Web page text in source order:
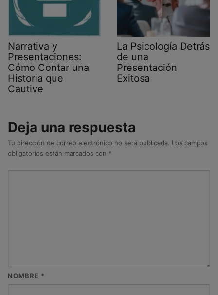
Narrativa y
Presentaciones:
Cómo Contar una
Historia que
Cautive
La Psicología Detrás
de una
Presentación
Exitosa
Deja una respuesta
Tu dirección de correo electrónico no será publicada. Los campos
obligatorios están marcados con *
NOMBRE *